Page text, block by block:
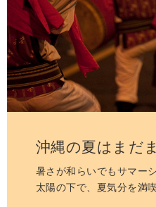
沖縄の夏はまだ
暑さが和らいでも サマー
太陽の下で、 夏気分を満